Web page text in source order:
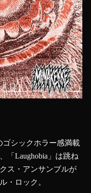
ゴシックホラー感満載
「Laughobia」は跳ね
ス・アンサンブルが
・ロック。